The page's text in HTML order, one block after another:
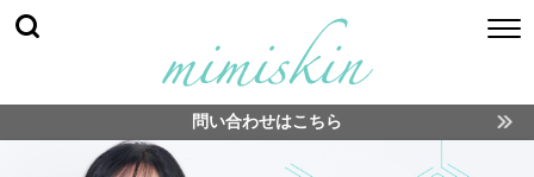
問い合わせはこちら